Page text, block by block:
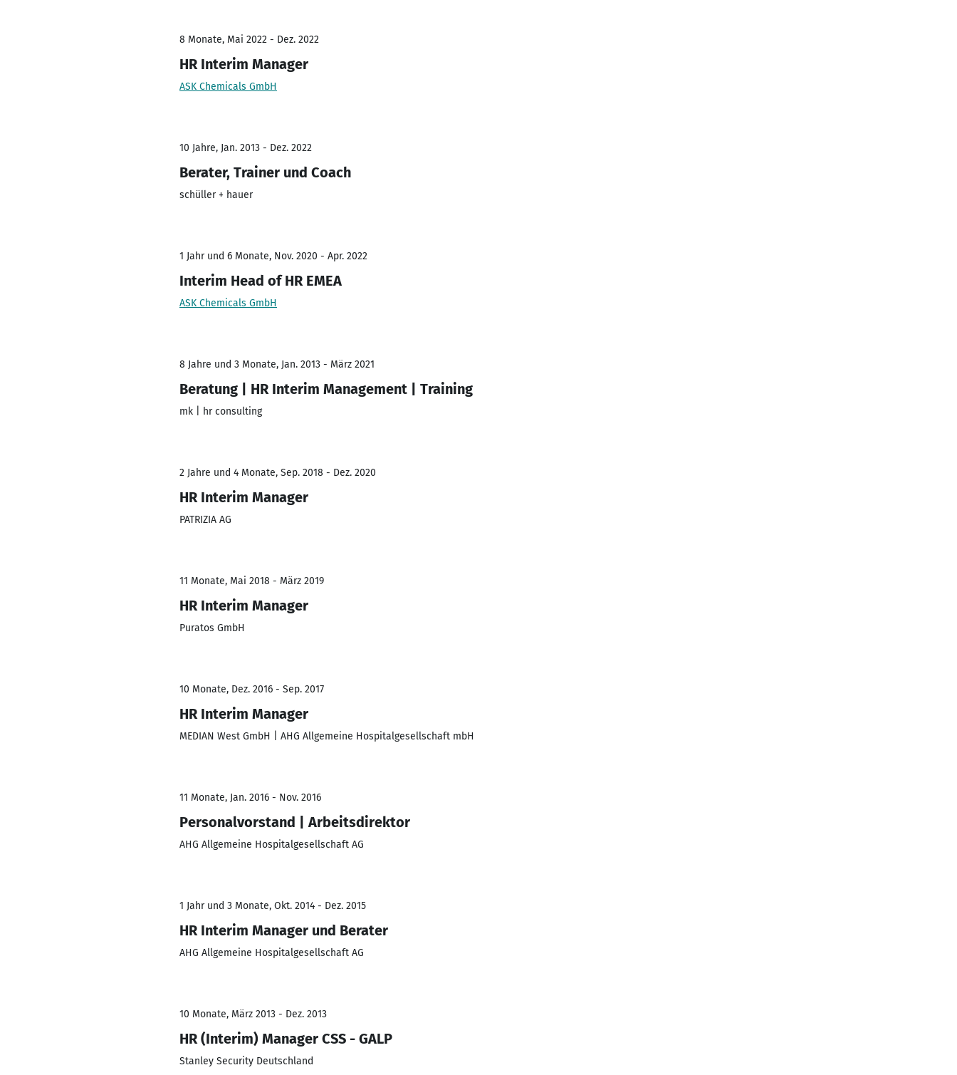
8 Monate, Mai 2022 - Dez. 2022
HR Interim Manager
ASK Chemicals GmbH
10 Jahre, Jan. 2013 - Dez. 2022
Berater, Trainer und Coach
schüller + hauer
1 Jahr und 6 Monate, Nov. 2020 - Apr. 2022
Interim Head of HR EMEA
ASK Chemicals GmbH
8 Jahre und 3 Monate, Jan. 2013 - März 2021
Beratung | HR Interim Management | Training
mk | hr consulting
2 Jahre und 4 Monate, Sep. 2018 - Dez. 2020
HR Interim Manager
PATRIZIA AG
11 Monate, Mai 2018 - März 2019
HR Interim Manager
Puratos GmbH
10 Monate, Dez. 2016 - Sep. 2017
HR Interim Manager
MEDIAN West GmbH | AHG Allgemeine Hospitalgesellschaft mbH
11 Monate, Jan. 2016 - Nov. 2016
Personalvorstand | Arbeitsdirektor
AHG Allgemeine Hospitalgesellschaft AG
1 Jahr und 3 Monate, Okt. 2014 - Dez. 2015
HR Interim Manager und Berater
AHG Allgemeine Hospitalgesellschaft AG
10 Monate, März 2013 - Dez. 2013
HR (Interim) Manager CSS - GALP
Stanley Security Deutschland